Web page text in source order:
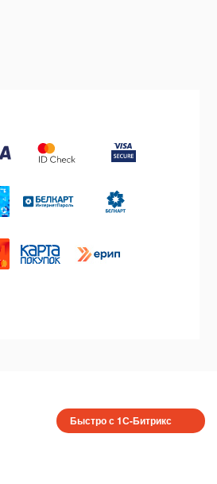
Быстро с 1С-Битрикс